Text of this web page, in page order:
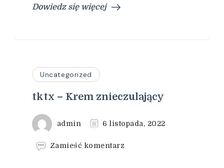
Dowiedz się więcej
Uncategorized
tktx – Krem znieczulający
admin 6 listopada, 2022
Zamieść komentarz